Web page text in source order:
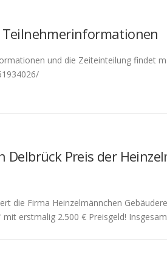
und die Zeiteinteilung findet
Delbrück Preis der
die Firma Heinzelmännchen
mit erstmalig 2.500 € Preisgeld!